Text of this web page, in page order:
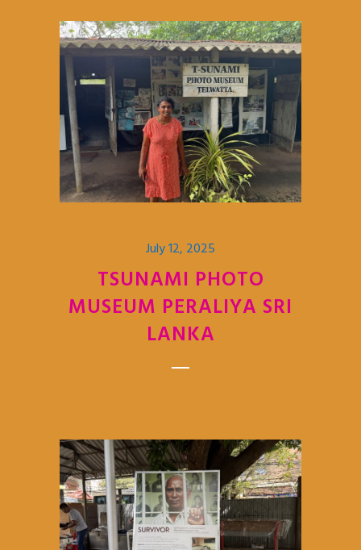
July 12, 2025
TSUNAMI PHOTO
MUSEUM PERALIYA SRI
LANKA